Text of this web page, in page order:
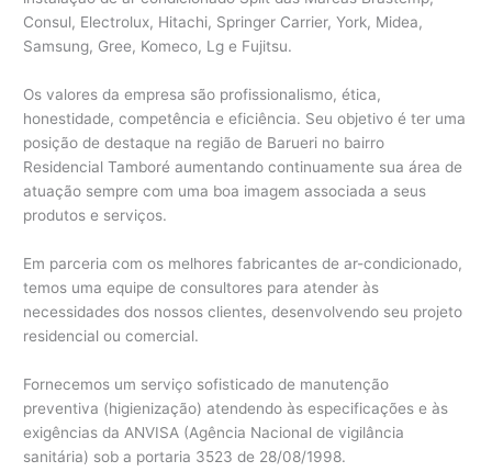
Consul, Electrolux, Hitachi, Springer Carrier, York, Midea,
Samsung, Gree, Komeco, Lg e Fujitsu.
Os valores da empresa são profissionalismo, ética,
honestidade, competência e eficiência. Seu objetivo é ter uma
posição de destaque na região de Barueri no bairro
Residencial Tamboré aumentando continuamente sua área de
atuação sempre com uma boa imagem associada a seus
produtos e serviços.
Em parceria com os melhores fabricantes de ar-condicionado,
temos uma equipe de consultores para atender às
necessidades dos nossos clientes, desenvolvendo seu projeto
residencial ou comercial.
Fornecemos um serviço sofisticado de manutenção
preventiva (higienização) atendendo às especificações e às
exigências da ANVISA (Agência Nacional de vigilância
sanitária) sob a portaria 3523 de 28/08/1998.